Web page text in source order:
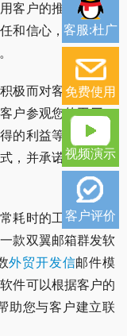
客户的推荐信来证
和信心，并让客户
极而对客户有益的
户参观您的工厂、
的利益等。此外，
，并承诺及时回复
耗时的工作。为了
款双翼邮箱群发软
外贸开发信邮件模
件可以根据客户的
助您与客户建立联
客服:杜广
免费使用
视频演示
客户评价